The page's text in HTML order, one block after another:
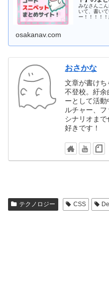
みなさんこ
いて、書い
ー！！！！
osakanav.com
おさかな
文章が書け
不登校。紆余
ーとして活
ルチャー、フ
シナリオま
好きです！
テクノロジー CSS